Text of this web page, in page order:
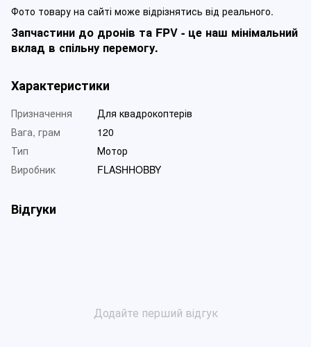
Фото товару на сайті може відрізнятись від реального.
Запчастини до дронів та FPV - це наш мінімальний
вклад в спільну перемогу.
Характеристики
Призначення
Для квадрокоптерів
Вага, грам
120
Тип
Мотор
Виробник
FLASHHOBBY
Відгуки
Додайте перший відгук